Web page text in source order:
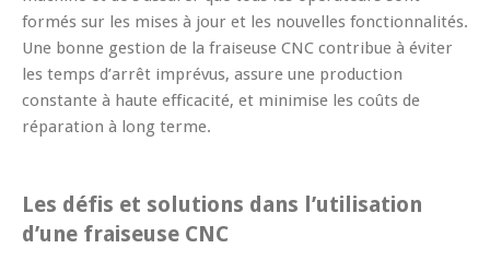
formés sur les mises à jour et les nouvelles fonctionnalités.
Une bonne gestion de la fraiseuse CNC contribue à éviter
les temps d’arrêt imprévus, assure une production
constante à haute efficacité, et minimise les coûts de
réparation à long terme.
Les défis et solutions dans l’utilisation
d’une fraiseuse CNC